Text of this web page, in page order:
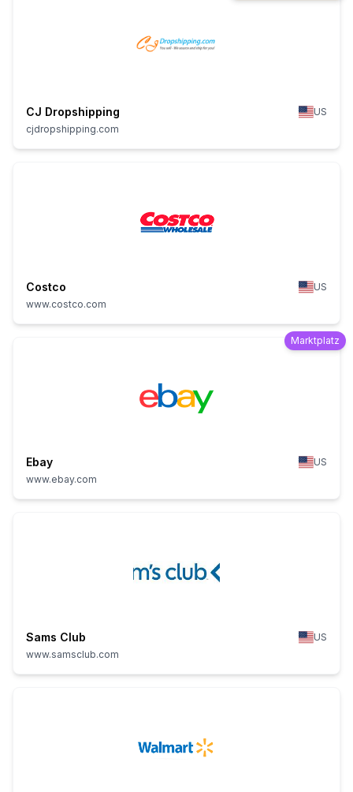
CJ Dropshipping
US
cjdropshipping.com
Costco
US
www.costco.com
Marktplatz
Ebay
US
www.ebay.com
Sams Club
US
www.samsclub.com